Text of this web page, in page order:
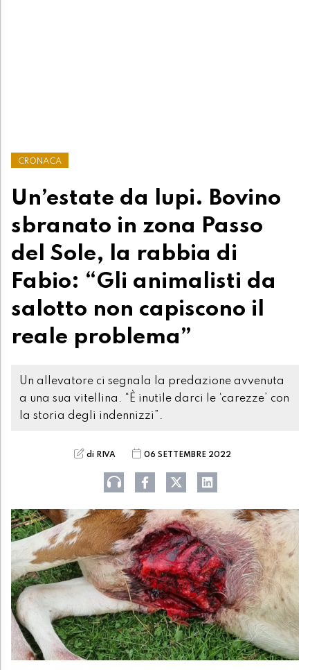
CRONACA
Un’estate da lupi. Bovino
sbranato in zona Passo
del Sole, la rabbia di
Fabio: “Gli animalisti da
salotto non capiscono il
reale problema”
Un allevatore ci segnala la predazione avvenuta
a una sua vitellina. “È inutile darci le ‘carezze’ con
la storia degli indennizzi”.
di RIVA 06 SETTEMBRE 2022